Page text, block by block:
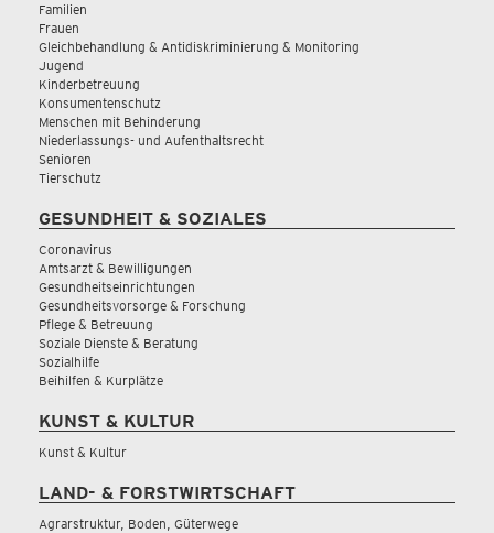
Familien
Frauen
Gleichbehandlung & Antidiskriminierung & Monitoring
Jugend
Kinderbetreuung
Konsumentenschutz
Menschen mit Behinderung
Niederlassungs- und Aufenthaltsrecht
Senioren
Tierschutz
GESUNDHEIT & SOZIALES
Coronavirus
Amtsarzt & Bewilligungen
Gesundheitseinrichtungen
Gesundheitsvorsorge & Forschung
Pflege & Betreuung
Soziale Dienste & Beratung
Sozialhilfe
Beihilfen & Kurplätze
KUNST & KULTUR
Kunst & Kultur
LAND- & FORSTWIRTSCHAFT
Agrarstruktur, Boden, Güterwege